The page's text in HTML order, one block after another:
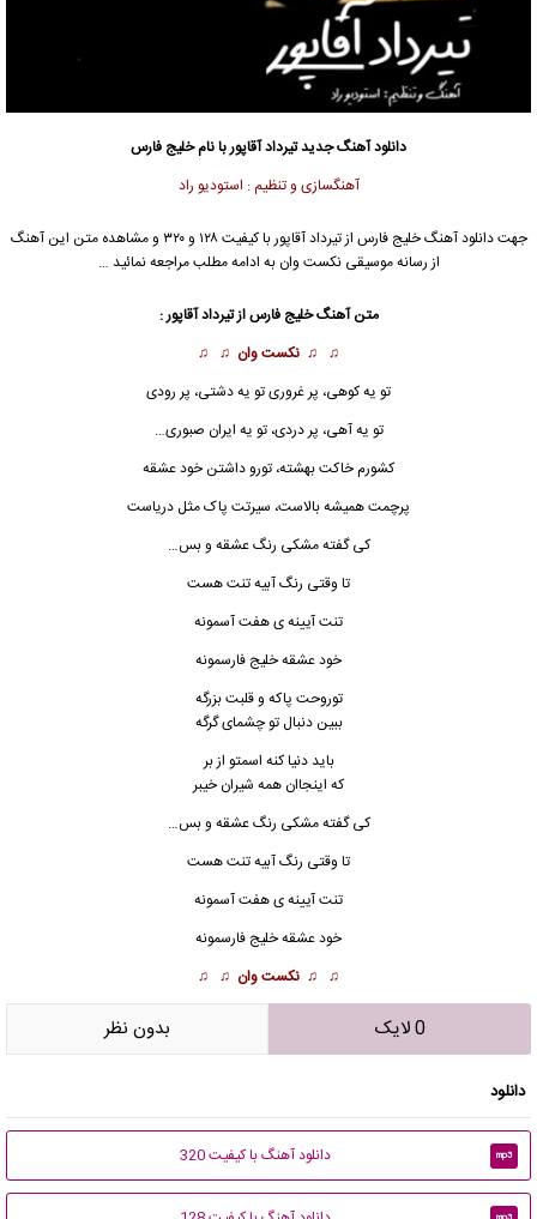
دانلود آهنگ جدیدتیرداد آقاپور با نام خلیج فارس
آهنگسازی و تنظیم : استودیو راد
جهت دانلود آهنگ خلیج فارس از تیرداد آقاپور با کیفیت ۱۲۸ و ۳۲۰ و مشاهده متن این آهنگ
از رسانه موسیقی نکست وان به ادامه مطلب مراجعه نمائید …
متن آهنگ خلیج فارس از تیرداد آقاپور :
♫ ♫ نکست وان ♫ ♫
تو یه کوهی، پر غروری تو یه دشتی، پر رودی
تو یه آهی، پر دردی، تو یه ایران صبوری…
کشورم خاکت بهشته، تورو داشتن خود عشقه
پرچمت همیشه بالاست، سیرتت پاک مثل دریاست
کی گفته مشکی رنگ عشقه و بس…
تا وقتی رنگ آبیه تنت هست
تنت آیینه ی هفت آسمونه
خود عشقه خلیج فارسمونه
توروحت پاکه و قلبت بزرگه
ببین دنبال تو چشمای گرگه
باید دنیا کنه اسمتو از بر
که اینجاان همه شیران خیبر
کی گفته مشکی رنگ عشقه و بس…
تا وقتی رنگ آبیه تنت هست
تنت آیینه ی هفت آسمونه
خود عشقه خلیج فارسمونه
♫ ♫ نکست وان ♫ ♫
0 لایک بدون نظر
دانلود
mp3 دانلود آهنگ با کیفیت 320